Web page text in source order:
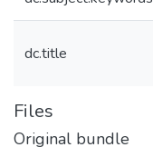
dc.title
Files
Original bundle